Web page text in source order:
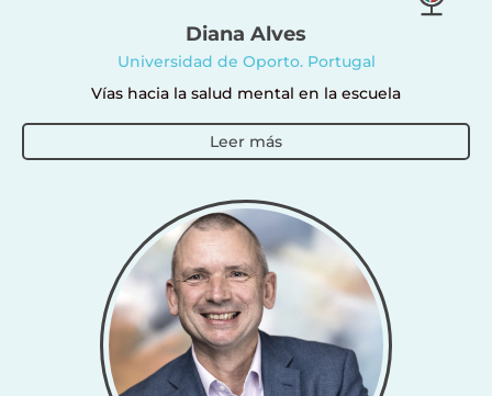
Diana Alves
Universidad de Oporto. Portugal
Vías hacia la salud mental en la escuela
Leer más